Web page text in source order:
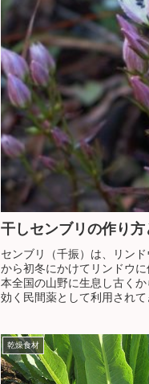
干しセンブリの作り
センブリ（千振）は、リン
から初冬にかけてリンドウ
本全国の山野に生息し古く
効く民間薬として利用されて
ブリの名前の由来は「千回
からきておりハーブの中で
す。
乾燥食材